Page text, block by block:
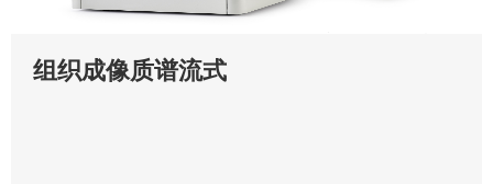
组织成像质谱流式